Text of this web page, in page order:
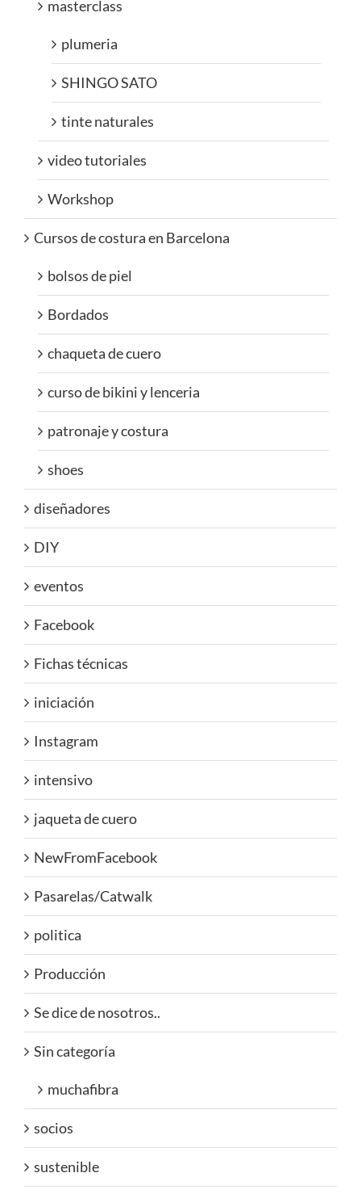
masterclass
plumeria
SHINGO SATO
tinte naturales
video tutoriales
Workshop
Cursos de costura en Barcelona
bolsos de piel
Bordados
chaqueta de cuero
curso de bikini y lenceria
patronaje y costura
shoes
diseñadores
DIY
eventos
Facebook
Fichas técnicas
iniciación
Instagram
intensivo
jaqueta de cuero
NewFromFacebook
Pasarelas/Catwalk
politica
Producción
Se dice de nosotros..
Sin categoría
muchafibra
socios
sustenible